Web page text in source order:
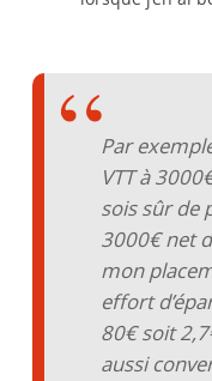
Par
VTT à
sois sûr de
3000€ net
mon
effort
80€ soit
aussi